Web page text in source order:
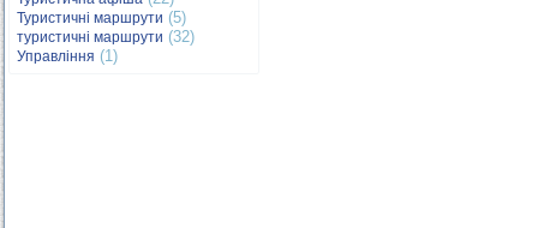
Туристичні маршрути (5)
туристичні маршрути (32)
Управління (1)